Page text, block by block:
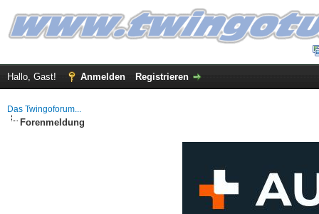
Hallo, Gast! Anmelden Registrieren
Das Twingoforum...
Forenmeldung